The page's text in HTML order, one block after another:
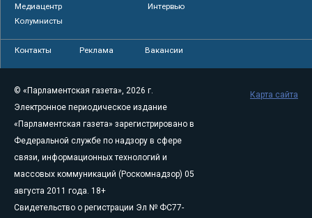
Медиацентр
Интервью
Колумнисты
Контакты Реклама Вакансии
© «Парламентская газета», 2026 г.
Электронное периодическое издание
«Парламентская газета» зарегистрировано в
Федеральной службе по надзору в сфере
связи, информационных технологий и
массовых коммуникаций (Роскомнадзор) 05
августа 2011 года. 18+
Свидетельство о регистрации Эл № ФС77-
Карта сайта